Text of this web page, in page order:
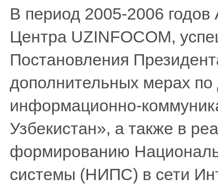
В период 2005-2006
Центра UZINFOCOM,
Постановления
дополнительных мерах
информационно-
Узбекистан», а также в
формированию
системы (НИПС) в сети